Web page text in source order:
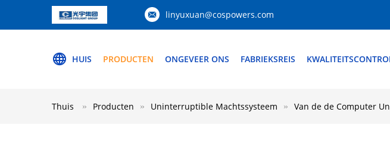
linyuxuan@cospowers.com
HUIS PRODUCTEN ONGEVEER ONS FABRIEKSREIS
Thuis Producten Uninterruptible Machtssysteem Van de de Computer